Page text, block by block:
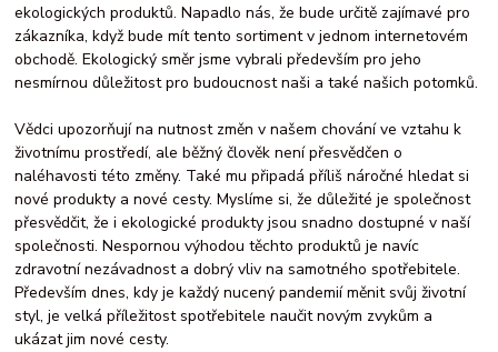
ekologických produktů. Napadlo nás, že bude určitě zajímavé pro
zákazníka, když bude mít tento sortiment v jednom internetovém
obchodě. Ekologický směr jsme vybrali především pro jeho
nesmírnou důležitost pro budoucnost naši a také našich potomků.
Vědci upozorňují na nutnost změn v našem chování ve vztahu k
životnímu prostředí, ale běžný člověk není přesvědčen o
naléhavosti této změny. Také mu připadá příliš náročné hledat si
nové produkty a nové cesty. Myslíme si, že důležité je společnost
přesvědčit, že i ekologické produkty jsou snadno dostupné v naší
společnosti. Nespornou výhodou těchto produktů je navíc
zdravotní nezávadnost a dobrý vliv na samotného spotřebitele.
Především dnes, kdy je každý nucený pandemií měnit svůj životní
styl, je velká příležitost spotřebitele naučit novým zvykům a
ukázat jim nové cesty.